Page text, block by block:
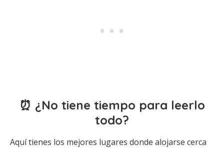
⏰ ¿No tiene tiempo para leerlo
todo?
Aquí tienes los mejores lugares donde alojarse cerca